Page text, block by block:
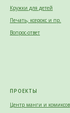
Кружки для детей
Печать, ксерокс и пр.
Вопрос-ответ
ПРОЕКТЫ
Центр манги и комиксов